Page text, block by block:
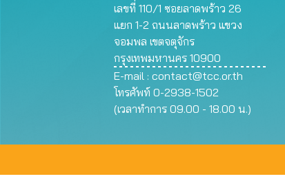
เลขที่ 110/1 ซอยลาดพร้าว 26
แยก 1-2 ถนนลาดพร้าว แขวง
จอมพล เขตจตุจักร
กรุงเทพมหานคร 10900
E-mail : contact@tcc.or.th
โทรศัพท์ 0-2938-1502
(เวลาทำการ 09.00 - 18.00 น.)